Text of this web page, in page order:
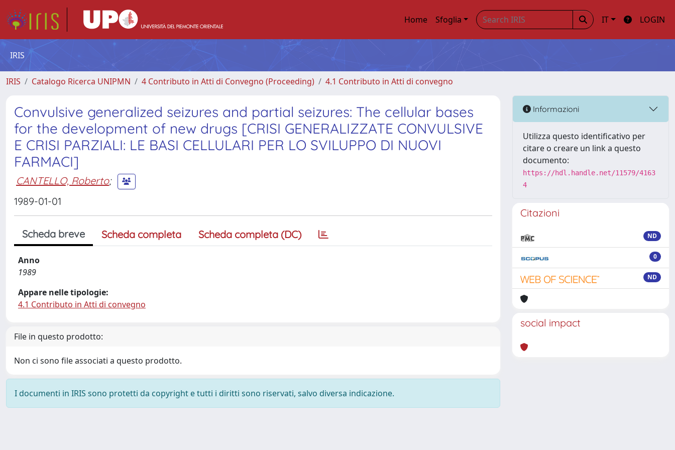
Home Sfoglia IT LOGIN
IRIS
IRIS Catalogo Ricerca UNIPMN 4 Contributo in Atti di Convegno (Proceeding) 4.1 Contributo in Atti di convegno
Convulsive generalized seizures and partial seizures: The cellular bases
for the development of new drugs [CRISI GENERALIZZATE CONVULSIVE
E CRISI PARZIALI: LE BASI CELLULARI PER LO SVILUPPO DI NUOVI
FARMACI]
CANTELLO, Roberto;
1989-01-01
Scheda breve Scheda completa Scheda completa (DC)
Anno
1989
Appare nelle tipologie:
4.1 Contributo in Atti di convegno
File in questo prodotto:
Non ci sono file associati a questo prodotto.
I documenti in IRIS sono protetti da copyright e tutti i diritti sono riservati, salvo diversa indicazione.
Informazioni
Utilizza questo identificativo per
citare o creare un link a questo
documento:
https://hdl.handle.net/11579/4163
4
Citazioni
ND
0
ND
social impact